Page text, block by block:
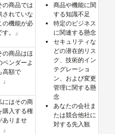
の商品では
されていな
の機能が必
。」
商品や機能に関
する知識不足
特定のビジネス
に関連する懸念
セキュリティな
どの潜在的リス
ク、技術的イン
テグレーショ
ン、および変更
管理に関する懸
念
あなたの会社ま
たは競合他社に
対する先入観
の商品はほ
ベンダーよ
高額で
にはその商
購入する権
ありませ